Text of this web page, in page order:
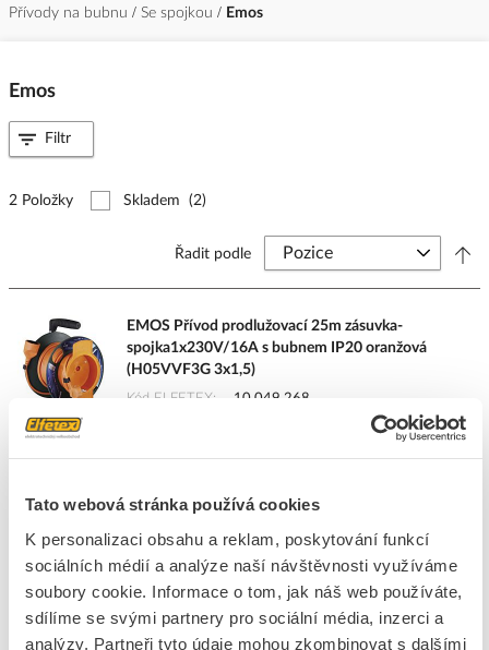
Tato webová stránka používá cookies
K personalizaci obsahu a reklam, poskytování funkcí
sociálních médií a analýze naší návštěvnosti využíváme
soubory cookie. Informace o tom, jak náš web používáte,
sdílíme se svými partnery pro sociální média, inzerci a
analýzy. Partneři tyto údaje mohou zkombinovat s dalšími
Přívody na bubnu
Se spojkou Emos
Emos
2 Položky Skladem (2)
Řadit podle
EMOS Přívod prodlužovací 25m zásuvka-
spojka1x230V/16A s bubnem IP20 oranžová
(H05VVF3G 3x1,5)
Kód ELFETEX
10.049.268
Značka
EMOS
Cena s DPH
ks do košíku
Filtr